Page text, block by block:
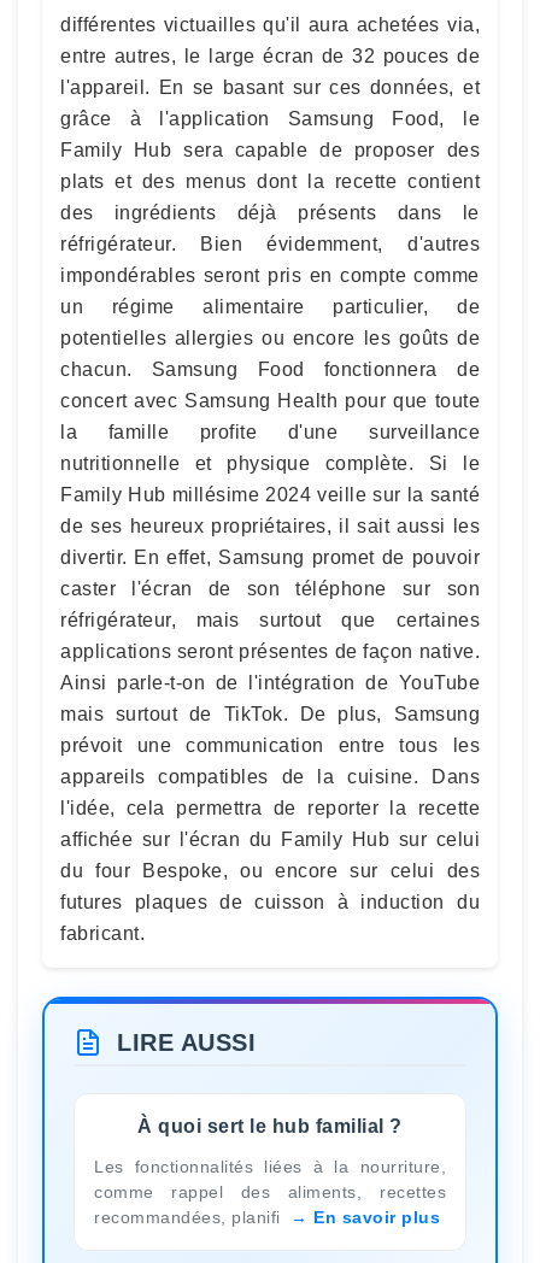
différentes victuailles qu'il aura achetées via,
entre autres, le large écran de 32 pouces de
l'appareil. En se basant sur ces données, et
grâce à l'application Samsung Food, le
Family Hub sera capable de proposer des
plats et des menus dont la recette contient
des ingrédients déjà présents dans le
réfrigérateur. Bien évidemment, d'autres
impondérables seront pris en compte comme
un régime alimentaire particulier, de
potentielles allergies ou encore les goûts de
chacun. Samsung Food fonctionnera de
concert avec Samsung Health pour que toute
la famille profite d'une surveillance
nutritionnelle et physique complète. Si le
Family Hub millésime 2024 veille sur la santé
de ses heureux propriétaires, il sait aussi les
divertir. En effet, Samsung promet de pouvoir
caster l'écran de son téléphone sur son
réfrigérateur, mais surtout que certaines
applications seront présentes de façon native.
Ainsi parle-t-on de l'intégration de YouTube
mais surtout de TikTok. De plus, Samsung
prévoit une communication entre tous les
appareils compatibles de la cuisine. Dans
l'idée, cela permettra de reporter la recette
affichée sur l'écran du Family Hub sur celui
du four Bespoke, ou encore sur celui des
futures plaques de cuisson à induction du
fabricant.
LIRE AUSSI
À quoi sert le hub familial ?
Les fonctionnalités liées à la nourriture,
comme rappel des aliments, recettes
recommandées, planifi
En savoir plus